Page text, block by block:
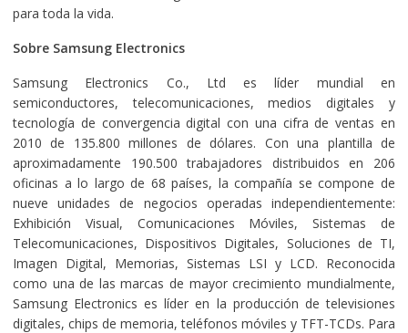
para toda la vida.
Sobre Samsung Electronics
Samsung Electronics Co., Ltd es líder mundial en
semiconductores, telecomunicaciones, medios digitales y
tecnología de convergencia digital con una cifra de ventas en
2010 de 135.800 millones de dólares. Con una plantilla de
aproximadamente 190.500 trabajadores distribuidos en 206
oficinas a lo largo de 68 países, la compañía se compone de
nueve unidades de negocios operadas independientemente:
Exhibición Visual, Comunicaciones Móviles, Sistemas de
Telecomunicaciones, Dispositivos Digitales, Soluciones de TI,
Imagen Digital, Memorias, Sistemas LSI y LCD. Reconocida
como una de las marcas de mayor crecimiento mundialmente,
Samsung Electronics es líder en la producción de televisiones
digitales, chips de memoria, teléfonos móviles y TFT-TCDs. Para